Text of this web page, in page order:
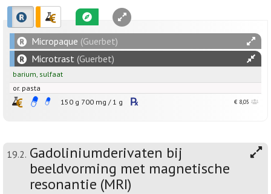
Micropaque (Guerbet)
Microtrast (Guerbet)
barium, sulfaat
or. pasta
150 g 700 mg / 1 g € 8,05
19.2. Gadoliniumderivaten bij
beeldvorming met magnetische
resonantie (MRI)